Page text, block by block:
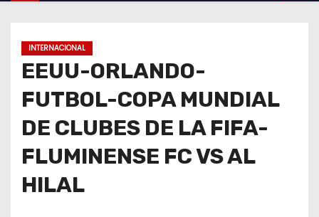
INTERNACIONAL
EEUU-ORLANDO-
FUTBOL-COPA MUNDIAL
DE CLUBES DE LA FIFA-
FLUMINENSE FC VS AL
HILAL